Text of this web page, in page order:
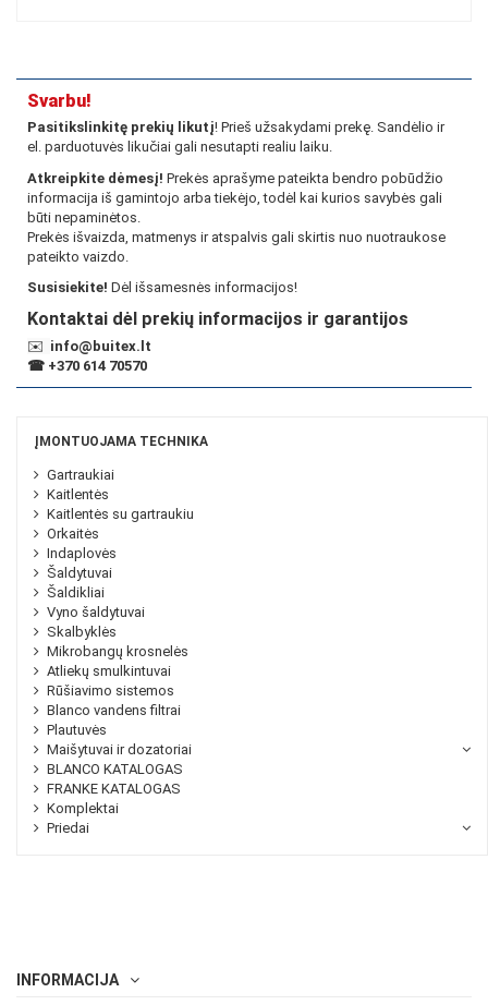
Svarbu!
Pasitikslinkitę prekių likutį! Prieš užsakydami prekę. Sandėlio ir
el. parduotuvės likučiai gali nesutapti realiu laiku.
Atkreipkite dėmesį! Prekės aprašyme pateikta bendro pobūdžio
informacija iš gamintojo arba tiekėjo, todėl kai kurios savybės gali
būti nepaminėtos.
Prekės išvaizda, matmenys ir atspalvis gali skirtis nuo nuotraukose
pateikto vaizdo.
Susisiekite! Dėl išsamesnės informacijos!
Kontaktai dėl prekių informacijos ir garantijos
✉️ info@buitex.lt
☎ +370 614 70570
ĮMONTUOJAMA TECHNIKA
Gartraukiai
Kaitlentės
Kaitlentės su gartraukiu
Orkaitės
Indaplovės
Šaldytuvai
Šaldikliai
Vyno šaldytuvai
Skalbyklės
Mikrobangų krosnelės
Atliekų smulkintuvai
Rūšiavimo sistemos
Blanco vandens filtrai
Plautuvės
Maišytuvai ir dozatoriai
BLANCO KATALOGAS
FRANKE KATALOGAS
Komplektai
Priedai
INFORMACIJA